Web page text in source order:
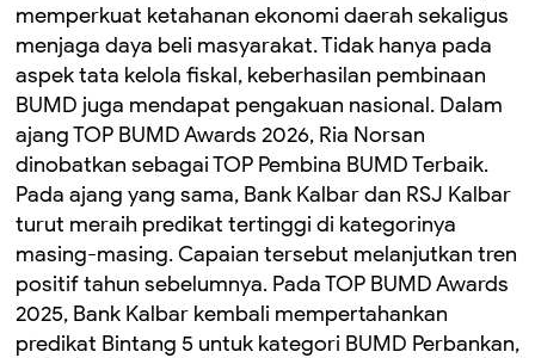
memperkuat ketahanan ekonomi daerah sekaligus
menjaga daya beli masyarakat. Tidak hanya pada
aspek tata kelola fiskal, keberhasilan pembinaan
BUMD juga mendapat pengakuan nasional. Dalam
ajang TOP BUMD Awards 2026, Ria Norsan
dinobatkan sebagai TOP Pembina BUMD Terbaik.
Pada ajang yang sama, Bank Kalbar dan RSJ Kalbar
turut meraih predikat tertinggi di kategorinya
masing-masing. Capaian tersebut melanjutkan tren
positif tahun sebelumnya. Pada TOP BUMD Awards
2025, Bank Kalbar kembali mempertahankan
predikat Bintang 5 untuk kategori BUMD Perbankan,